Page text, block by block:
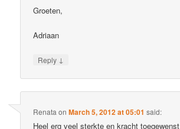
Groeten,
Adriaan
Reply ↓
RenataonMarch 5, 2012 at 05:01 said:
Heel erg veel sterkte en kracht toegewenst